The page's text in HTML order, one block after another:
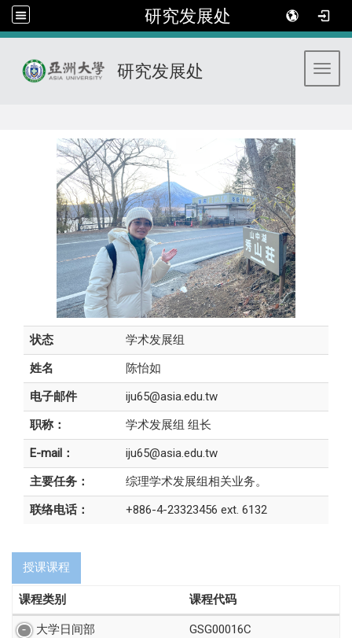
研究发展处
研究发展处
状态
学术发展组
姓名
陈怡如
电子邮件
iju65@asia.edu.tw
职称：
学术发展组 组长
E-mail：
iju65@asia.edu.tw
主要任务：
综理学术发展组相关业务。
联络电话：
+886-4-23323456 ext. 6132
授课课程
课程类别 课程代码
大学日间部
GSG00016C